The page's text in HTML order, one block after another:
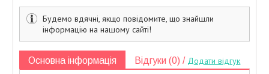
Будемо вдячні, якщо повідомите, що знайшли
інформацію на нашому сайті!
Основна інформація Відгуки (0) / Додати відгук